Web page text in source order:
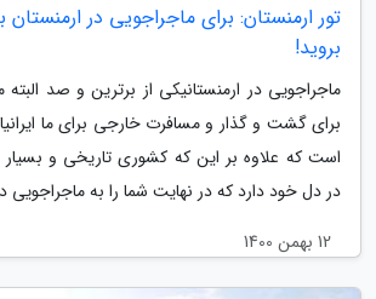
تور ارمنستان: برای ماجراجویی در
بروید!
ماجراجویی در ارمنستانیکی از برترین و صد
برای گشت و گذار و مسافرت خارجی برای ما
است که علاوه بر این که کشوری تاریخی و
در دل خود دارد که در نهایت شما را به ماجراجویی
12 بهمن 1400